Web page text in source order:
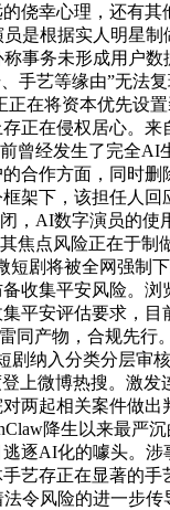
侥幸心理，还有
是根据实人明星
事务未形成用户
手艺等缘由”无法
在将资本优先设
正在侵权居心。
曾经发生了完全
合作方面，同时
架下，该担任人
，AI数字演员的使
焦点风险正在于
剧将被全网强制
收集平安风险。
平安评估要求，
同产物，合规先
纳入分类分层审
上微博热搜。激
两起相关案件做
降生以来最
逐AI化的噱头。
艺存正在显著的
令风险的进一步